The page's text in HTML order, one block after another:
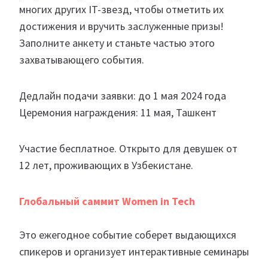
многих других IT-звезд, чтобы отметить их
достижения и вручить заслуженные призы!
Заполните анкету и станьте частью этого
захватывающего события.
Дедлайн подачи заявки: до 1 мая 2024 года
Церемония награждения: 11 мая, Ташкент
Участие бесплатное. Открыто для девушек от
12 лет, проживающих в Узбекистане.
Глобальный саммит Women in Tech
Это ежегодное событие соберет выдающихся
спикеров и организует интерактивные семинары